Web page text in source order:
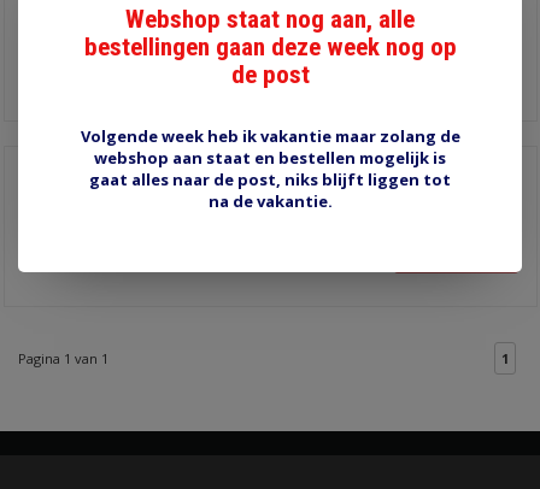
10W heatsink
Voor wanneer u LED-
lampen gaat gebruiken
Weerstand 68 ohm /
Pagina 1 van 1 1
Webshop staat nog aan, alle
bestellingen gaan deze week nog op
de post
Volgende week heb ik vakantie maar zolang de
webshop aan staat en bestellen mogelijk is
gaat alles naar de post, niks blijft liggen tot
na de vakantie.